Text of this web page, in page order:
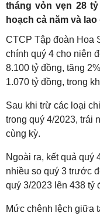
tháng vỏn vẹn 28
hoạch cả năm và
CTCP Tập đoàn Hoa
chính quý 4 cho niên
8.100 tỷ đồng, tăng
1.070 tỷ đồng, trong
Sau khi trừ các loại
trong quý 4/2023, trái
cùng kỳ.
Ngoài ra, kết quả quý
nhiều so quý 3 trước
quý 3/2023 lên 438 tỷ
Mức chênh lệch giữa